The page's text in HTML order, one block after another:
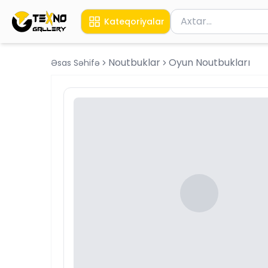
Kateqoriyalar Məhsul axtar
Axtarış üçün ən azı
Əsas Səhifə Noutbuklar Oyun Noutbukları